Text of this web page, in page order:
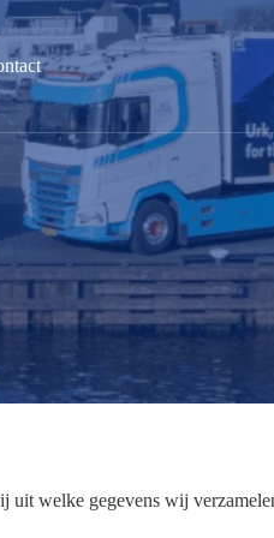
welke gegevens wij